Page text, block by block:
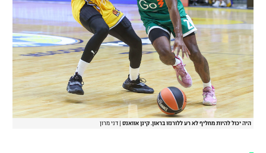
היה יכול להיות מחליף לא רע ללורנזו בראון. קינן אוואנס דני מרון